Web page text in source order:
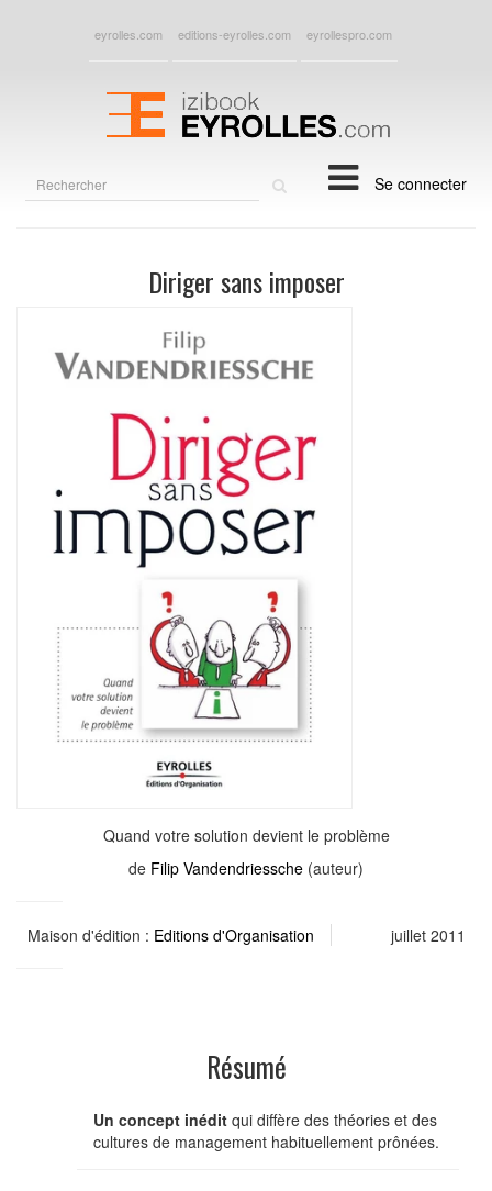
eyrolles.com editions-eyrolles.com eyrollespro.com
Se connecter
Diriger sans imposer
Quand votre solution devient le problème
de Filip Vandendriessche (auteur)
Maison d'édition : Editions d'Organisation juillet 2011
Résumé
Un concept inédit qui diffère des théories et des
cultures de management habituellement prônées.